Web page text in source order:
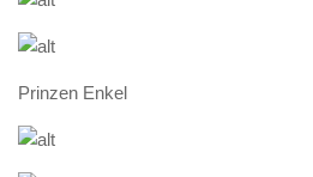
Prinzen Enkel